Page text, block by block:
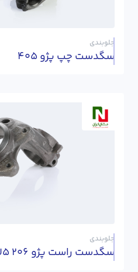
جلوبندی
سگدست چپ پژو 405
جلوبندی
سگدست راست پژو 206 TU5